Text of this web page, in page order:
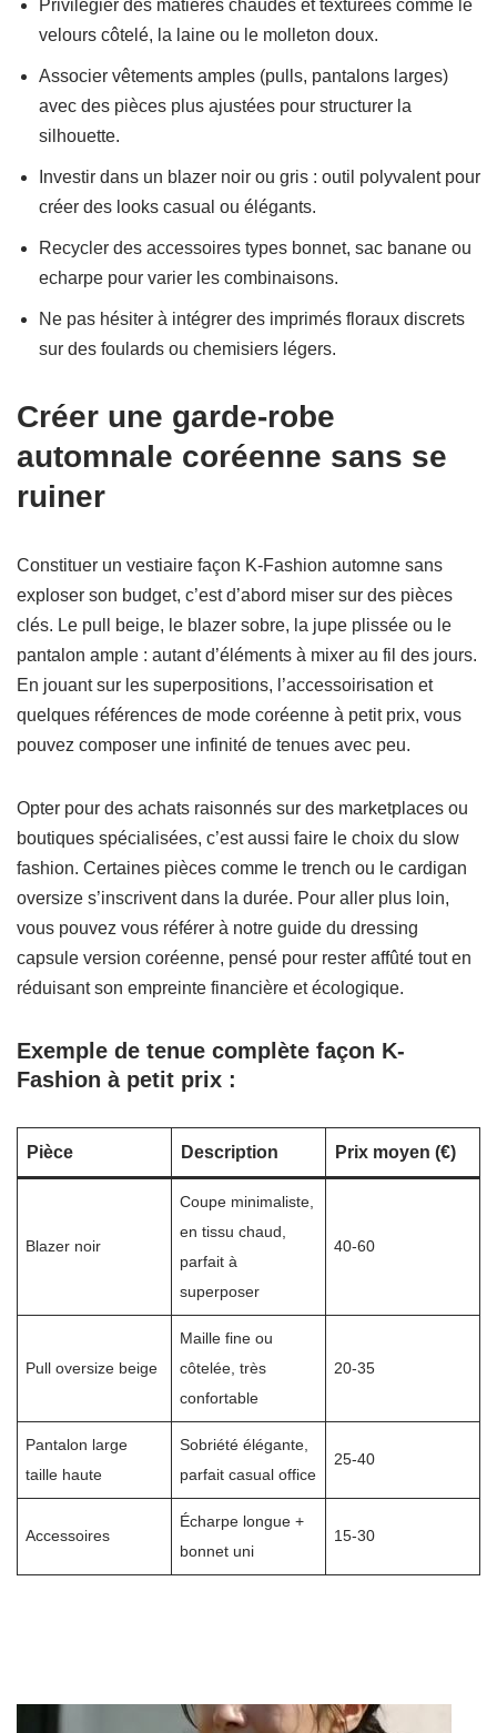
Privilégier des matières chaudes et texturées comme le
velours côtelé, la laine ou le molleton doux.
Associer vêtements amples (pulls, pantalons larges)
avec des pièces plus ajustées pour structurer la
silhouette.
Investir dans un blazer noir ou gris : outil polyvalent pour
créer des looks casual ou élégants.
Recycler des accessoires types bonnet, sac banane ou
echarpe pour varier les combinaisons.
Ne pas hésiter à intégrer des imprimés floraux discrets
sur des foulards ou chemisiers légers.
Créer une garde-robe
automnale coréenne sans se
ruiner
Constituer un vestiaire façon K-Fashion automne sans
exploser son budget, c’est d’abord miser sur des pièces
clés. Le pull beige, le blazer sobre, la jupe plissée ou le
pantalon ample : autant d’éléments à mixer au fil des jours.
En jouant sur les superpositions, l’accessoirisation et
quelques références de mode coréenne à petit prix, vous
pouvez composer une infinité de tenues avec peu.
Opter pour des achats raisonnés sur des marketplaces ou
boutiques spécialisées, c’est aussi faire le choix du slow
fashion. Certaines pièces comme le trench ou le cardigan
oversize s’inscrivent dans la durée. Pour aller plus loin,
vous pouvez vous référer à notre guide du dressing
capsule version coréenne, pensé pour rester affûté tout en
réduisant son empreinte financière et écologique.
Exemple de tenue complète façon K-
Fashion à petit prix :
Pièce Description Prix moyen (€)
Blazer noir
Coupe minimaliste,
en tissu chaud,
parfait à
superposer
40-60
Pull oversize beige
Maille fine ou
côtelée, très
confortable
20-35
Pantalon large
taille haute
Sobriété élégante,
parfait casual office
25-40
Accessoires
Écharpe longue +
bonnet uni
15-30